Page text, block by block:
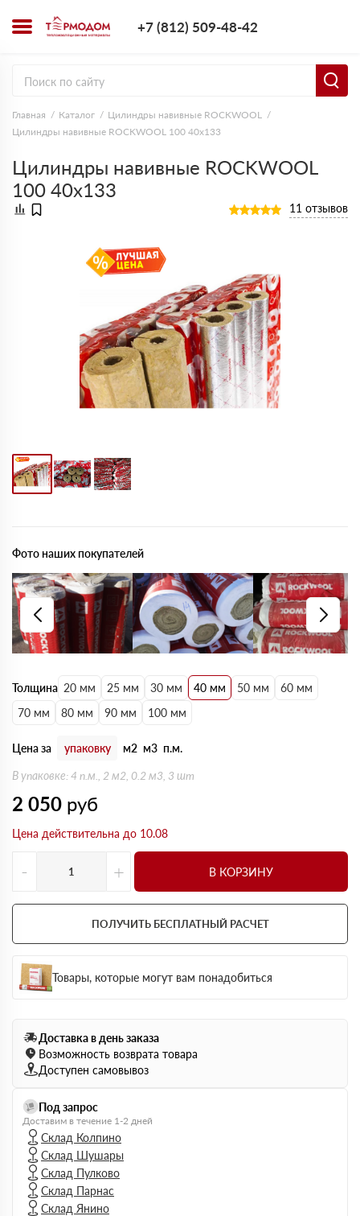
+7 (812) 509-48-42
Главная Каталог
Цилиндры навивные ROCKWOOL
Цилиндры навивные ROCKWOOL 100 40х133
Цилиндры навивные ROCKWOOL
100 40х133
11 отзывов
Толщина 20 мм 25 мм 30 мм 40 мм 50 мм
60 мм
70 мм
80 мм 90 мм 100 мм
Цена за упаковку м2 м3 п.м.
В упаковке: 4 п.м., 2 м2, 0.2 м3, 3 шт
2 050 руб
Цена действительна до 10.08
- + В КОРЗИНУ
ПОЛУЧИТЬ БЕСПЛАТНЫЙ РАСЧЕТ
Товары, которые могут вам понадобиться
Фото наших покупателей
Доставка в день заказа
Возможность возврата товара
Доступен самовывоз
Под запрос
Доставим в течение 1-2 дней
Склад Колпино
Склад Шушары
Склад Пулково
Склад Парнас
Склад Янино